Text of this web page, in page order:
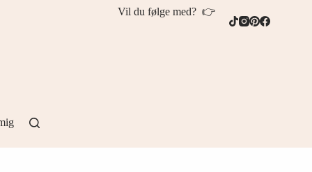
Vil du følge med? 👉